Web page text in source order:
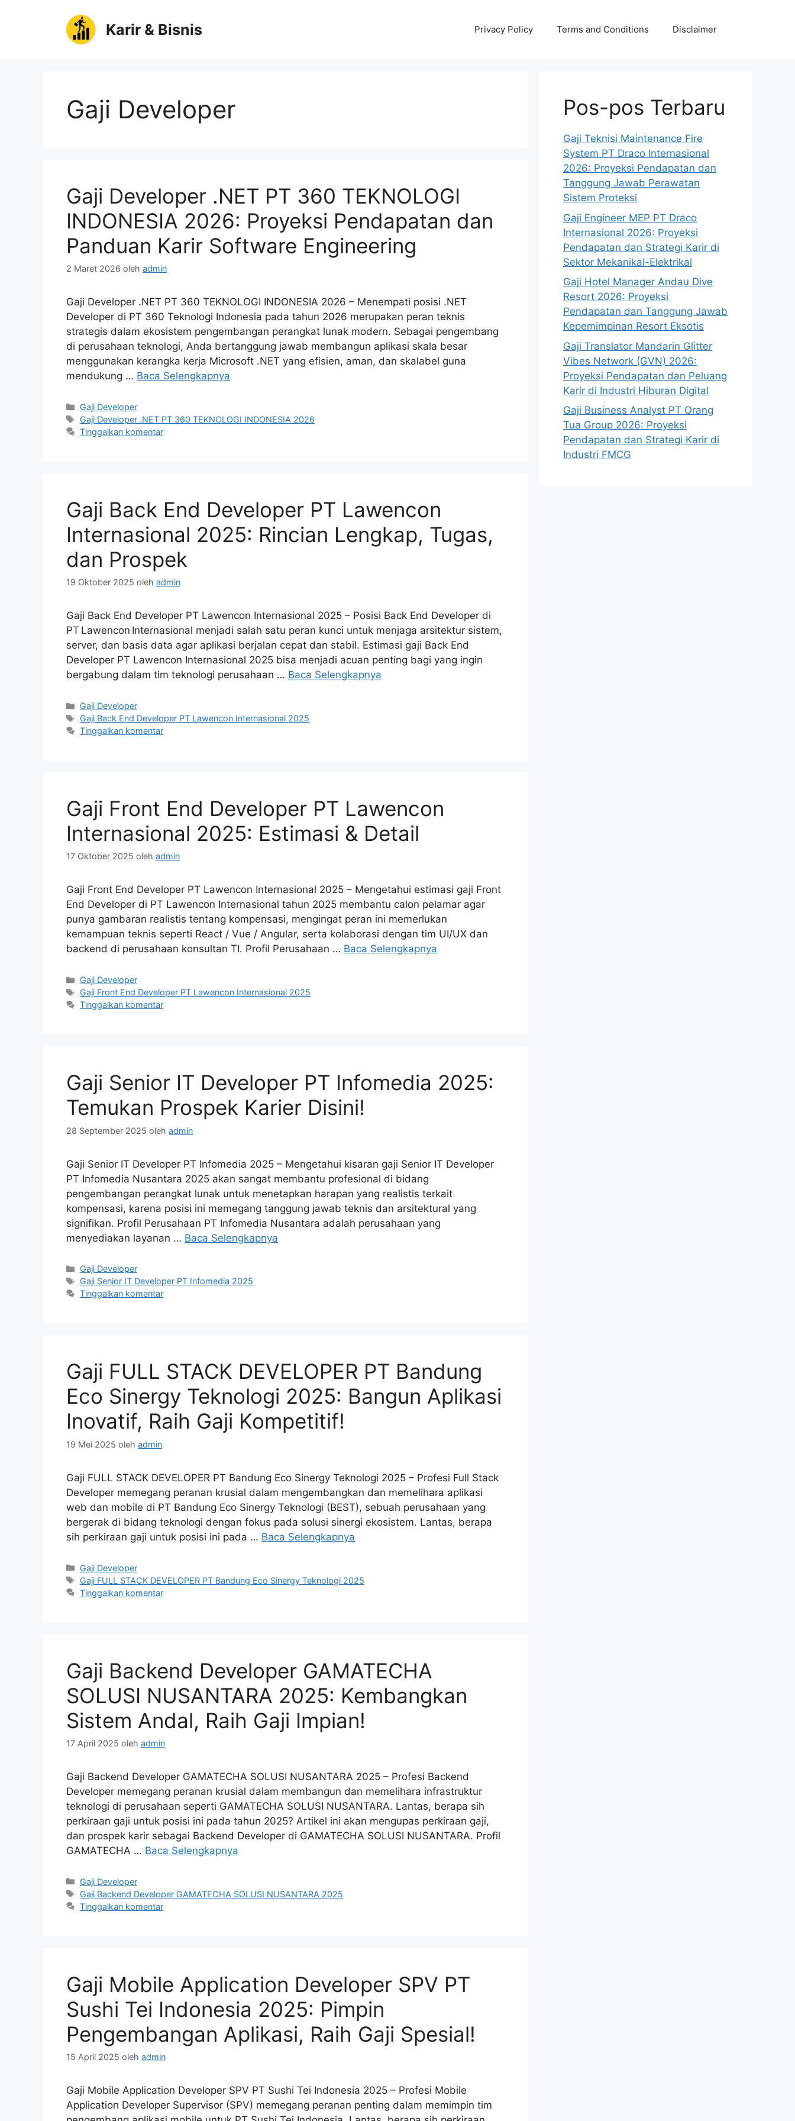
Karir & Bisnis Privacy Policy Terms and Conditions Disclaimer
Gaji Developer
Gaji Developer .NET PT 360 TEKNOLOGI
INDONESIA 2026: Proyeksi Pendapatan dan
Panduan Karir Software Engineering
2 Maret 2026 oleh admin
Gaji Developer .NET PT 360 TEKNOLOGI INDONESIA 2026 – Menempati posisi .NET
Developer di PT 360 Teknologi Indonesia pada tahun 2026 merupakan peran teknis
strategis dalam ekosistem pengembangan perangkat lunak modern. Sebagai pengembang
di perusahaan teknologi, Anda bertanggung jawab membangun aplikasi skala besar
menggunakan kerangka kerja Microsoft .NET yang efisien, aman, dan skalabel guna
mendukung … Baca Selengkapnya
Kategori
Gaji Developer
Tag
Gaji Developer .NET PT 360 TEKNOLOGI INDONESIA 2026
Tinggalkan komentar
Gaji Back End Developer PT Lawencon
Internasional 2025: Rincian Lengkap, Tugas,
dan Prospek
19 Oktober 2025 oleh admin
Gaji Back End Developer PT Lawencon Internasional 2025 – Posisi Back End Developer di
PT Lawencon Internasional menjadi salah satu peran kunci untuk menjaga arsitektur sistem,
server, dan basis data agar aplikasi berjalan cepat dan stabil. Estimasi gaji Back End
Developer PT Lawencon Internasional 2025 bisa menjadi acuan penting bagi yang ingin
bergabung dalam tim teknologi perusahaan … Baca Selengkapnya
Kategori
Gaji Developer
Tag
Gaji Back End Developer PT Lawencon Internasional 2025
Tinggalkan komentar
Gaji Front End Developer PT Lawencon
Internasional 2025: Estimasi & Detail
17 Oktober 2025 oleh admin
Gaji Front End Developer PT Lawencon Internasional 2025 – Mengetahui estimasi gaji Front
End Developer di PT Lawencon Internasional tahun 2025 membantu calon pelamar agar
punya gambaran realistis tentang kompensasi, mengingat peran ini memerlukan
kemampuan teknis seperti React / Vue / Angular, serta kolaborasi dengan tim UI/UX dan
backend di perusahaan konsultan TI. Profil Perusahaan … Baca Selengkapnya
Kategori
Gaji Developer
Tag
Gaji Front End Developer PT Lawencon Internasional 2025
Tinggalkan komentar
Gaji Senior IT Developer PT Infomedia 2025:
Temukan Prospek Karier Disini!
28 September 2025 oleh admin
Gaji Senior IT Developer PT Infomedia 2025 – Mengetahui kisaran gaji Senior IT Developer
PT Infomedia Nusantara 2025 akan sangat membantu profesional di bidang
pengembangan perangkat lunak untuk menetapkan harapan yang realistis terkait
kompensasi, karena posisi ini memegang tanggung jawab teknis dan arsitektural yang
signifikan. Profil Perusahaan PT Infomedia Nusantara adalah perusahaan yang
menyediakan layanan … Baca Selengkapnya
Kategori
Gaji Developer
Tag
Gaji Senior IT Developer PT Infomedia 2025
Tinggalkan komentar
Gaji FULL STACK DEVELOPER PT Bandung
Eco Sinergy Teknologi 2025: Bangun Aplikasi
Inovatif, Raih Gaji Kompetitif!
19 Mei 2025 oleh admin
Gaji FULL STACK DEVELOPER PT Bandung Eco Sinergy Teknologi 2025 – Profesi Full Stack
Developer memegang peranan krusial dalam mengembangkan dan memelihara aplikasi
web dan mobile di PT Bandung Eco Sinergy Teknologi (BEST), sebuah perusahaan yang
bergerak di bidang teknologi dengan fokus pada solusi sinergi ekosistem. Lantas, berapa
sih perkiraan gaji untuk posisi ini pada … Baca Selengkapnya
Kategori
Gaji Developer
Tag
Gaji FULL STACK DEVELOPER PT Bandung Eco Sinergy Teknologi 2025
Tinggalkan komentar
Gaji Backend Developer GAMATECHA
SOLUSI NUSANTARA 2025: Kembangkan
Sistem Andal, Raih Gaji Impian!
17 April 2025 oleh admin
Gaji Backend Developer GAMATECHA SOLUSI NUSANTARA 2025 – Profesi Backend
Developer memegang peranan krusial dalam membangun dan memelihara infrastruktur
teknologi di perusahaan seperti GAMATECHA SOLUSI NUSANTARA. Lantas, berapa sih
perkiraan gaji untuk posisi ini pada tahun 2025? Artikel ini akan mengupas perkiraan gaji,
dan prospek karir sebagai Backend Developer di GAMATECHA SOLUSI NUSANTARA. Profil
GAMATECHA … Baca Selengkapnya
Kategori
Gaji Developer
Tag
Gaji Backend Developer GAMATECHA SOLUSI NUSANTARA 2025
Tinggalkan komentar
Gaji Mobile Application Developer SPV PT
Sushi Tei Indonesia 2025: Pimpin
Pengembangan Aplikasi, Raih Gaji Spesial!
15 April 2025 oleh admin
Gaji Mobile Application Developer SPV PT Sushi Tei Indonesia 2025 – Profesi Mobile
Application Developer Supervisor (SPV) memegang peranan penting dalam memimpin tim
Pos-pos Terbaru
Gaji Teknisi Maintenance Fire
System PT Draco Internasional
2026: Proyeksi Pendapatan dan
Tanggung Jawab Perawatan
Sistem Proteksi
Gaji Engineer MEP PT Draco
Internasional 2026: Proyeksi
Pendapatan dan Strategi Karir di
Sektor Mekanikal-Elektrikal
Gaji Hotel Manager Andau Dive
Resort 2026: Proyeksi
Pendapatan dan Tanggung Jawab
Kepemimpinan Resort Eksotis
Gaji Translator Mandarin Glitter
Vibes Network (GVN) 2026:
Proyeksi Pendapatan dan Peluang
Karir di Industri Hiburan Digital
Gaji Business Analyst PT Orang
Tua Group 2026: Proyeksi
Pendapatan dan Strategi Karir di
Industri FMCG